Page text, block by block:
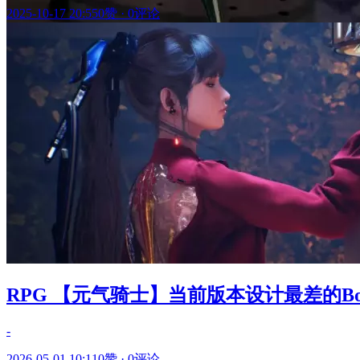
2025-10-17 20:550赞 · 0评论
RPG 【元气骑士】当前版本设计最差的
-